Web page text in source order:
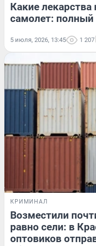
Какие лекарства
самолет: полный
5 июля, 2026, 13:45 1 207
КРИМИНАЛ
Возместили
равно сели: в
оптовиков